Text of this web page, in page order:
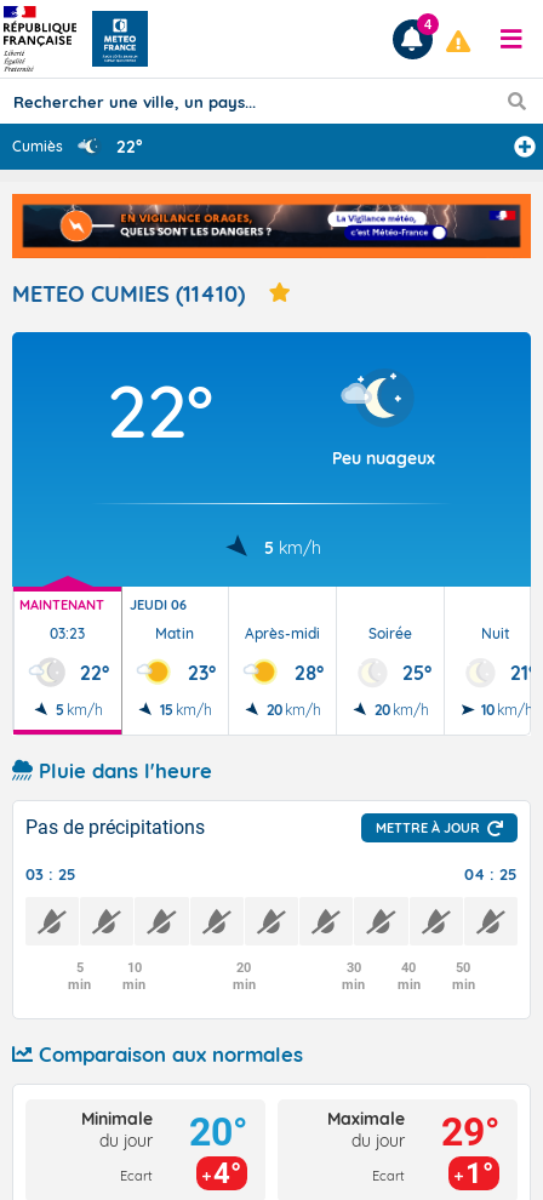
Prévisions
TOUS LES RÉSULTATS
Articles
4
Cumiès 22°
METEO CUMIES (11410)
22°
Peu nuageux
5 km/h
MAINTENANT
03:23
22°
5 km/h
JEUDI 06
Matin
23°
15 km/h
Après-midi
28°
20 km/h
Soirée
25°
20 km/h
Nuit
21°
10 km/h
Pluie dans l'heure
Pas de précipitations METTRE À JOUR
03 : 25 04 : 25
5
min
10
min
20
min
30
min
40
min
50
min
Comparaison aux normales
Minimale
du jour
Ecart
20°
4°
Maximale
du jour
Ecart
29°
1°